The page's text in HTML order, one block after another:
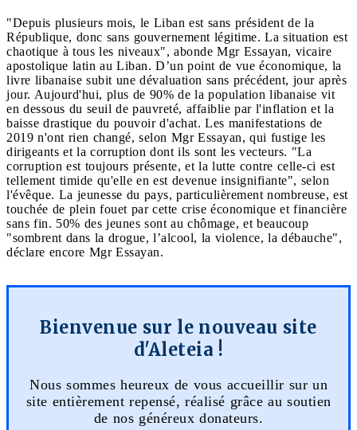
"Depuis plusieurs mois, le Liban est sans président de la
République, donc sans gouvernement légitime. La situation est
chaotique à tous les niveaux", abonde Mgr Essayan, vicaire
apostolique latin au Liban. D’un point de vue économique, la
livre libanaise subit une dévaluation sans précédent, jour après
jour. Aujourd'hui, plus de 90% de la population libanaise vit
en dessous du seuil de pauvreté, affaiblie par l'inflation et la
baisse drastique du pouvoir d'achat. Les manifestations de
2019 n'ont rien changé, selon Mgr Essayan, qui fustige les
dirigeants et la corruption dont ils sont les vecteurs. "La
corruption est toujours présente, et la lutte contre celle-ci est
tellement timide qu'elle en est devenue insignifiante", selon
l'évêque. La jeunesse du pays, particulièrement nombreuse, est
touchée de plein fouet par cette crise économique et financière
sans fin. 50% des jeunes sont au chômage, et beaucoup
"sombrent dans la drogue, l’alcool, la violence, la débauche",
déclare encore Mgr Essayan.
Bienvenue sur le nouveau site
d'Aleteia !
Nous sommes heureux de vous accueillir sur un
site entièrement repensé, réalisé grâce au soutien
de nos généreux donateurs.